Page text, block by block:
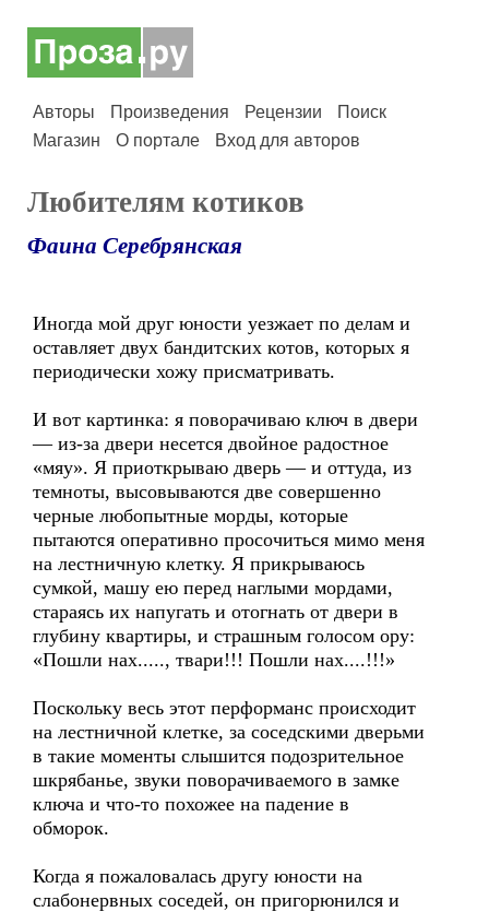
Авторы Произведения Рецензии
Поиск
Магазин
О портале Вход для авторов
Любителям котиков
Фаина Серебрянская
Иногда мой друг юности уезжает по делам и
оставляет двух бандитских котов, которых я
периодически хожу присматривать.
И вот картинка: я поворачиваю ключ в двери
— из-за двери несется двойное радостное
«мяу». Я приоткрываю дверь — и оттуда, из
темноты, высовываются две совершенно
черные любопытные морды, которые
пытаются оперативно просочиться мимо меня
на лестничную клетку. Я прикрываюсь
сумкой, машу ею перед наглыми мордами,
стараясь их напугать и отогнать от двери в
глубину квартиры, и страшным голосом ору:
«Пошли нах....., твари!!! Пошли нах....!!!»
Поскольку весь этот перформанс происходит
на лестничной клетке, за соседскими дверьми
в такие моменты слышится подозрительное
шкрябанье, звуки поворачиваемого в замке
ключа и что-то похожее на падение в
обморок.
Когда я пожаловалась другу юности на
слабонервных соседей, он пригорюнился и